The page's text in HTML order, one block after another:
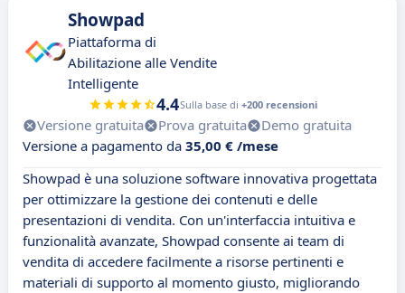
Showpad
Piattaforma di
Abilitazione alle Vendite
Intelligente
4.4Sulla base di +200 recensioni
Versione gratuita Prova gratuita
Demo gratuita
Versione a pagamento da 35,00 € /mese
Showpad è una soluzione software innovativa progettata
per ottimizzare la gestione dei contenuti e delle
presentazioni di vendita. Con un'interfaccia intuitiva e
funzionalità avanzate, Showpad consente ai team di
vendita di accedere facilmente a risorse pertinenti e
materiali di supporto al momento giusto, migliorando